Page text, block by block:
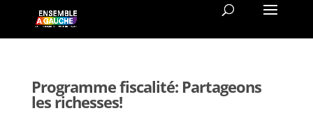
Programme fiscalité: Partageons
les richesses!